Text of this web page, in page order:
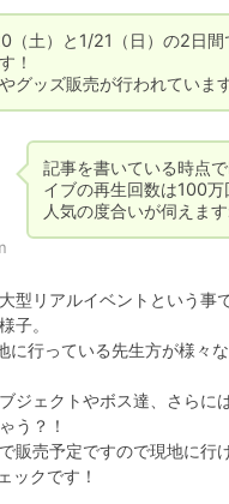
（土）と1/21（日）の2日間
！
記事を書いている時点
イブの再生回数は100万
人気の度合いが伺えます
型リアルイベントという事
子。
行っている先生方が様々
ジェクトやボス達、さらに
う？！
販売予定ですので現地に行
クです！